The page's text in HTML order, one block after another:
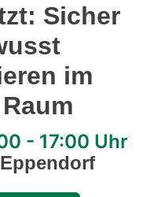
Sicher
im
- 17:00 Uhr